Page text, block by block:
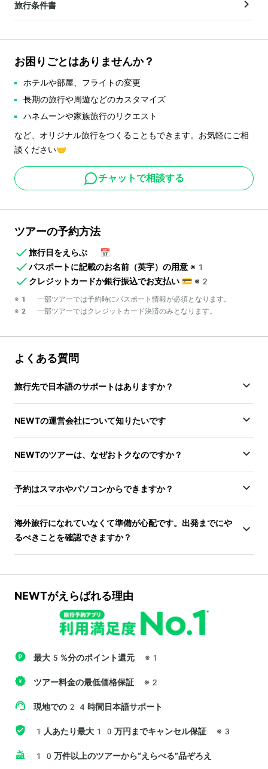
旅行条件書
お困りごとはありませんか？
ホテルや部屋、フライトの変更
長期の旅行や周遊などのカスタマイズ
ハネムーンや家族旅行のリクエスト
など、オリジナル旅行をつくることもできます。お気軽にご相
談ください🤝
チャットで相談する
ツアーの予約方法
旅行日をえらぶ
📅
パスポートに記載のお名前（英字）の用意 ※1
クレジットカードか銀行振込でお支払い 💳 ※2
※1 一部ツアーでは予約時にパスポート情報が必須となります。
※2 一部ツアーではクレジットカード決済のみとなります。
よくある質問
旅行先で日本語のサポートはありますか？
NEWTの運営会社について知りたいです
NEWTのツアーは、なぜおトクなのですか？
予約はスマホやパソコンからできますか？
海外旅行になれていなくて準備が心配です。出発までにや
るべきことを確認できますか？
NEWTがえらばれる理由
最大5%分のポイント還元 ※1
ツアー料金の最低価格保証 ※2
現地での24時間日本語サポート
1人あたり最大10万円までキャンセル保証 ※3
10万件以上のツアーから“えらべる”品ぞろえ